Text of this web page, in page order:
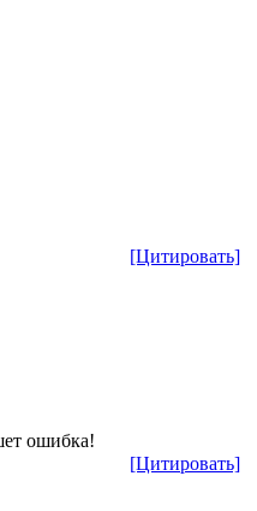
[Цитировать]
[Цитировать]
ошибка!